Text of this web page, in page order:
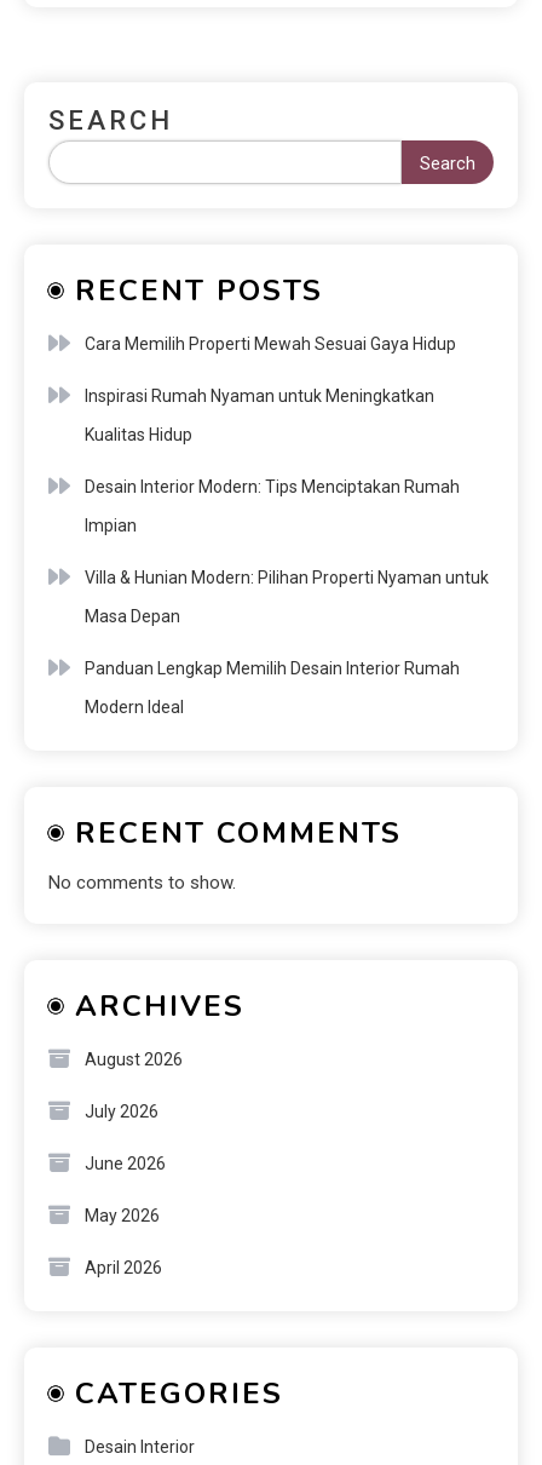
SEARCH
Search
RECENT POSTS
Cara Memilih Properti Mewah Sesuai Gaya Hidup
Inspirasi Rumah Nyaman untuk Meningkatkan
Kualitas Hidup
Desain Interior Modern: Tips Menciptakan Rumah
Impian
Villa & Hunian Modern: Pilihan Properti Nyaman untuk
Masa Depan
Panduan Lengkap Memilih Desain Interior Rumah
Modern Ideal
RECENT COMMENTS
No comments to show.
ARCHIVES
August 2026
July 2026
June 2026
May 2026
April 2026
CATEGORIES
Desain Interior